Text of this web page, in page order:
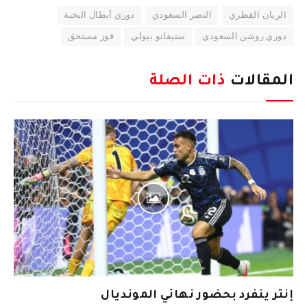
الريان القطري النصر السعودي ​دوري أبطال النخبة
دوري روشن السعودي ستيفانو بيولي فوز مستحق
المقالات ذات الصلة
إنتر ينفرد بحضور نهائي المونديال